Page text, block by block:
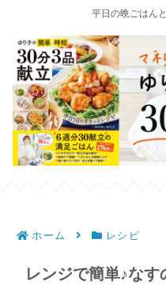
平日の晩ごはん
ホーム レシピ
レンジで簡単♪な